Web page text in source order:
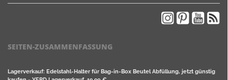
SEITEN-ZUSAMMENFASSUNG
Lagerverkauf: Edelstahl-Halter für Bag-in-Box Beutel Abfüllung, jetzt günstig